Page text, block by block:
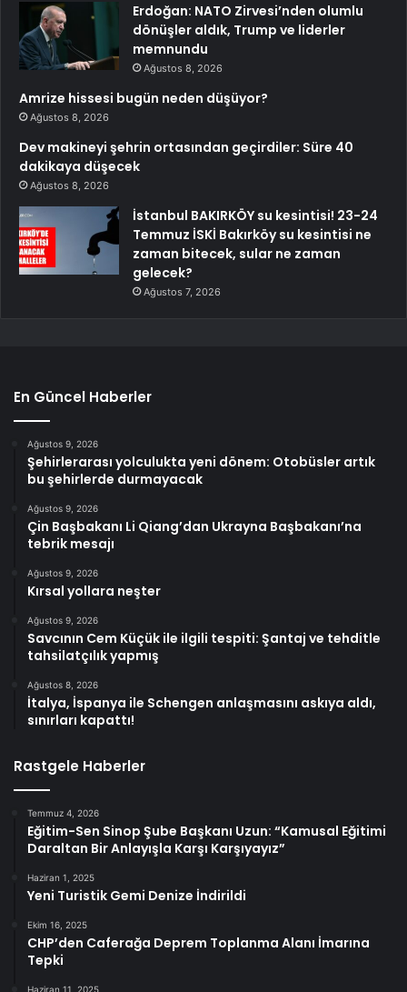
Erdoğan: NATO Zirvesi’nden olumlu
dönüşler aldık, Trump ve liderler
memnundu
Ağustos 8, 2026
Amrize hissesi bugün neden düşüyor?
Ağustos 8, 2026
Dev makineyi şehrin ortasından geçirdiler: Süre 40
dakikaya düşecek
Ağustos 8, 2026
İstanbul BAKIRKÖY su kesintisi! 23-24
Temmuz İSKİ Bakırköy su kesintisi ne
zaman bitecek, sular ne zaman
gelecek?
Ağustos 7, 2026
En Güncel Haberler
Ağustos 9, 2026
Şehirlerarası yolculukta yeni dönem: Otobüsler artık
bu şehirlerde durmayacak
Ağustos 9, 2026
Çin Başbakanı Li Qiang’dan Ukrayna Başbakanı’na
tebrik mesajı
Ağustos 9, 2026
Kırsal yollara neşter
Ağustos 9, 2026
Savcının Cem Küçük ile ilgili tespiti: Şantaj ve tehditle
tahsilatçılık yapmış
Ağustos 8, 2026
İtalya, İspanya ile Schengen anlaşmasını askıya aldı,
sınırları kapattı!
Rastgele Haberler
Temmuz 4, 2026
Eğitim-Sen Sinop Şube Başkanı Uzun: “Kamusal Eğitimi
Daraltan Bir Anlayışla Karşı Karşıyayız”
Haziran 1, 2025
Yeni Turistik Gemi Denize İndirildi
Ekim 16, 2025
CHP’den Caferağa Deprem Toplanma Alanı İmarına
Tepki
Haziran 11, 2025